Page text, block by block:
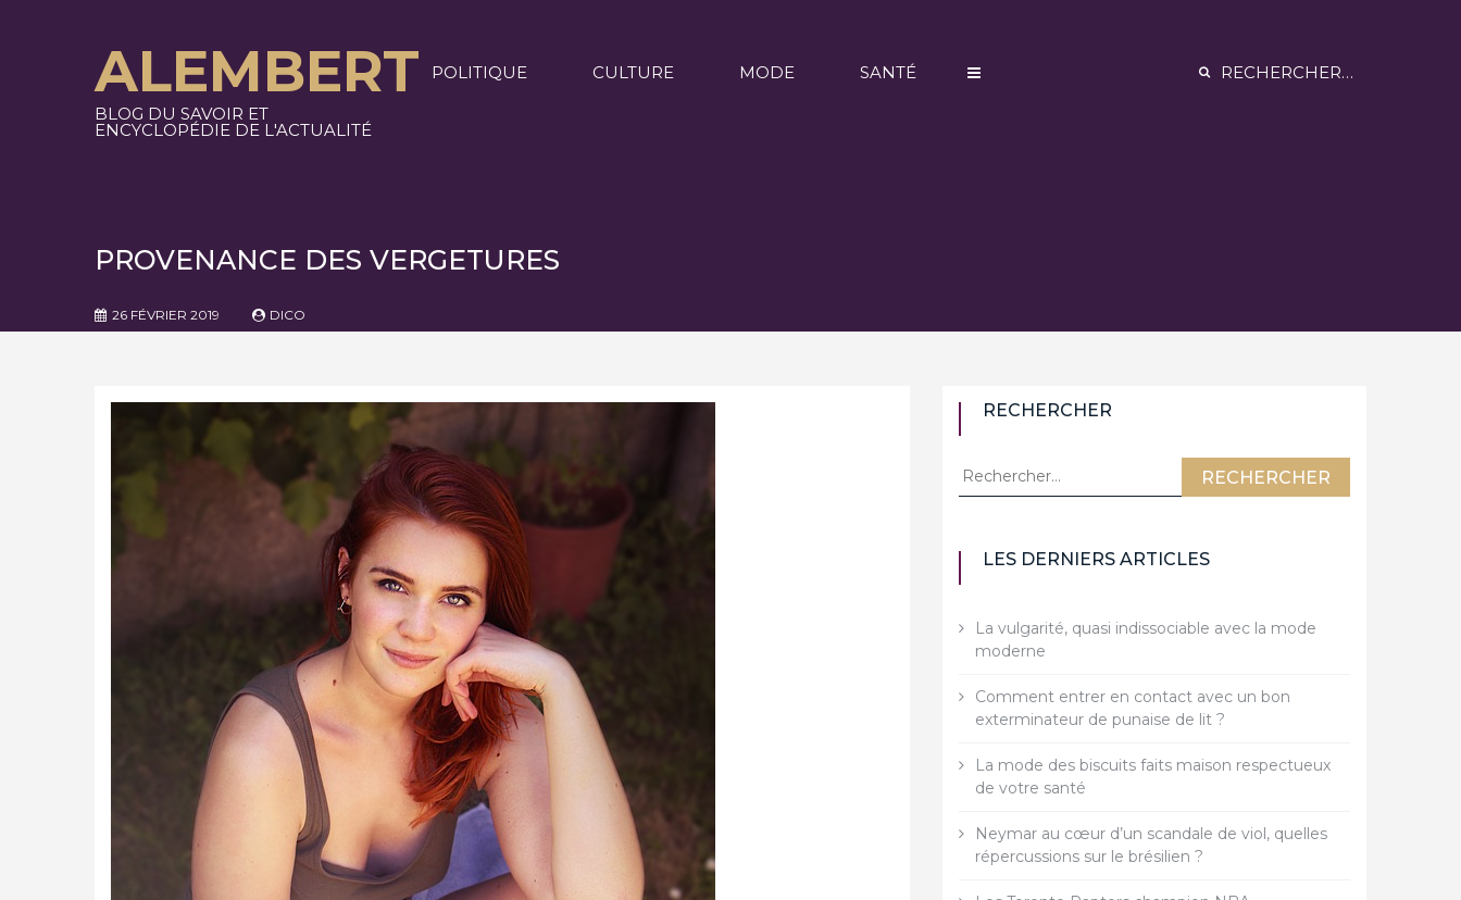
ALEMBERT
BLOG DU SAVOIR ET
ENCYCLOPÉDIE DE L'ACTUALITÉ
POLITIQUE CULTURE MODE SANTÉ
PROVENANCE DES VERGETURES
26 FÉVRIER 2019 DICO
RECHERCHER
Rechercher :
LES DERNIERS ARTICLES
La vulgarité, quasi indissociable avec la mode
moderne
Comment entrer en contact avec un bon
exterminateur de punaise de lit ?
La mode des biscuits faits maison respectueux
de votre santé
Neymar au cœur d’un scandale de viol, quelles
répercussions sur le brésilien ?